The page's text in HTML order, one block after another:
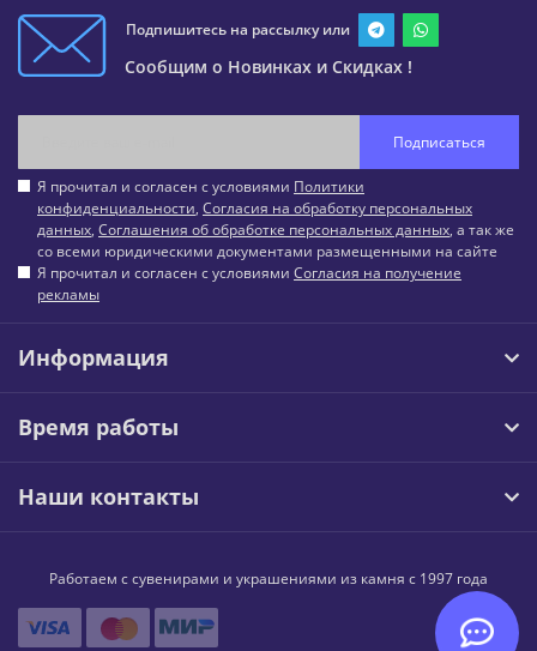
Подпишитесь на рассылку или
Сообщим о Новинках и Скидках !
Подписаться
Я прочитал и согласен с условиями Политики
конфиденциальности, Согласия на обработку персональных
данных, Соглашения об обработке персональных данных, а так же
со всеми юридическими документами размещенными на сайте
Я прочитал и согласен с условиями Согласия на получение
рекламы
Информация
Время работы
Наши контакты
Работаем с сувенирами и украшениями из камня с 1997 года